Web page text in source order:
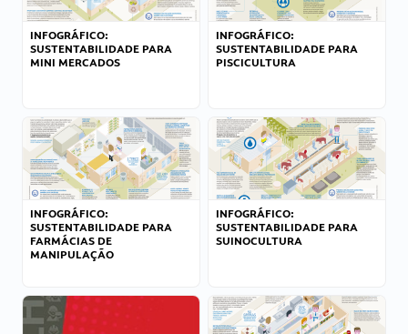
INFOGRÁFICO:
SUSTENTABILIDADE PARA
MINI MERCADOS
INFOGRÁFICO:
SUSTENTABILIDADE PARA
PISCICULTURA
INFOGRÁFICO:
SUSTENTABILIDADE PARA
FARMÁCIAS DE
MANIPULAÇÃO
INFOGRÁFICO:
SUSTENTABILIDADE PARA
SUINOCULTURA